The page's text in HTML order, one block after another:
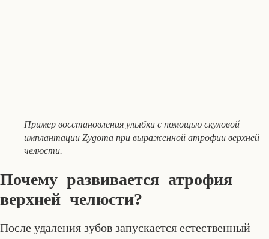
Пример восстановления улыбки с помощью скуловой
имплантации Zygoma при выраженной атрофии верхней
челюсти.
Почему развивается атрофия
верхней челюсти?
После удаления зубов запускается естественный